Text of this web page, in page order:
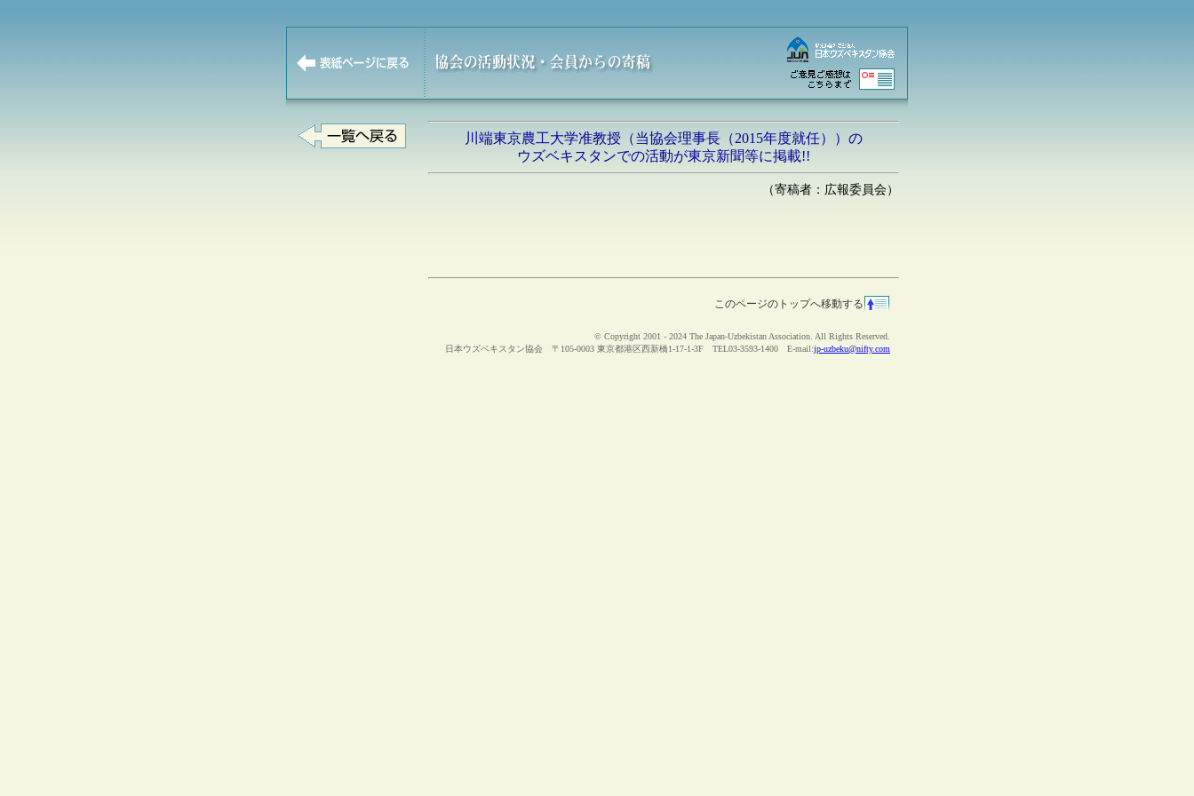
川端東京農工大学准教授（当協会理事長（2015年度就任））の
ウズベキスタンでの活動が東京新聞等に掲載!!
（寄稿者：広報委員会）
このページのトップへ移動する
© Copyright 2001 - 2024 The Japan-Uzbekistan Association. All Rights Reserved.
日本ウズベキスタン協会 〒105-0003 東京都港区西新橋1-17-1-3F TEL03-3593-1400 E-mail:jp-uzbeku@nifty.com